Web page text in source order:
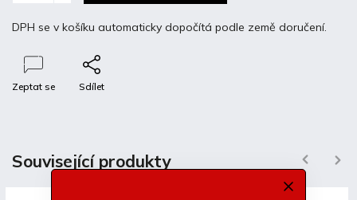
DPH se v košíku automaticky dopočítá podle země doručení.
Zeptat se Sdílet
Související produkty Previous Next